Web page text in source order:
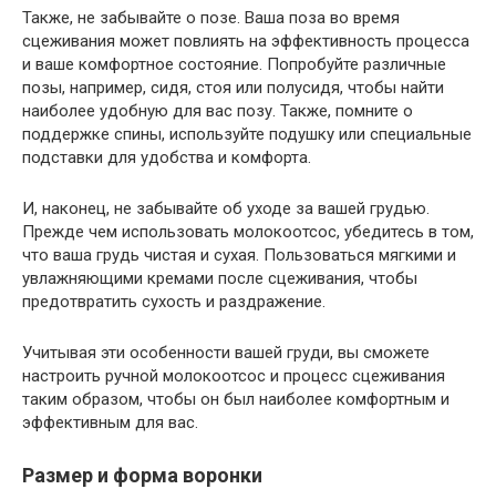
Также, не забывайте о позе. Ваша поза во время
сцеживания может повлиять на эффективность процесса
и ваше комфортное состояние. Попробуйте различные
позы, например, сидя, стоя или полусидя, чтобы найти
наиболее удобную для вас позу. Также, помните о
поддержке спины, используйте подушку или специальные
подставки для удобства и комфорта.
И, наконец, не забывайте об уходе за вашей грудью.
Прежде чем использовать молокоотсос, убедитесь в том,
что ваша грудь чистая и сухая. Пользоваться мягкими и
увлажняющими кремами после сцеживания, чтобы
предотвратить сухость и раздражение.
Учитывая эти особенности вашей груди, вы сможете
настроить ручной молокоотсос и процесс сцеживания
таким образом, чтобы он был наиболее комфортным и
эффективным для вас.
Размер и форма воронки